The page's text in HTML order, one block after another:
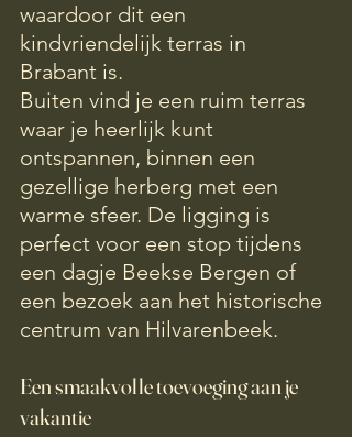
waardoor dit een
kindvriendelijk terras in
Brabant is.
Buiten vind je een ruim terras
waar je heerlijk kunt
ontspannen, binnen een
gezellige herberg met een
warme sfeer. De ligging is
perfect voor een stop tijdens
een dagje Beekse Bergen of
een bezoek aan het historische
centrum van Hilvarenbeek.
Een smaakvolle toevoeging aan je
vakantie